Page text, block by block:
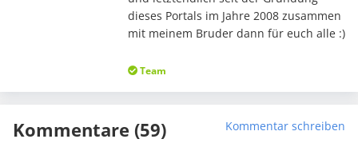
dieses Portals im Jahre 2008 zusammen
mit meinem Bruder dann für euch alle :)
Team
Kommentare (59) Kommentar schreiben